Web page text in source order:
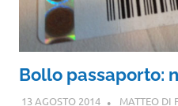
Bollo passaporto:
13 AGOSTO 2014 MATTEO DI